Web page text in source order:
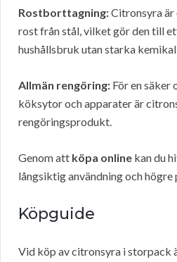
Rostborttagning:Citronsyra
rost från stål, vilket gör den till
hushållsbruk utan starka
Allmän rengöring: För en säker
köksytor och apparater är
rengöringsprodukt.
Genom att köpa online kan du
långsiktig användning och högre
Köpguide
Vid köp av citronsyra i storpack